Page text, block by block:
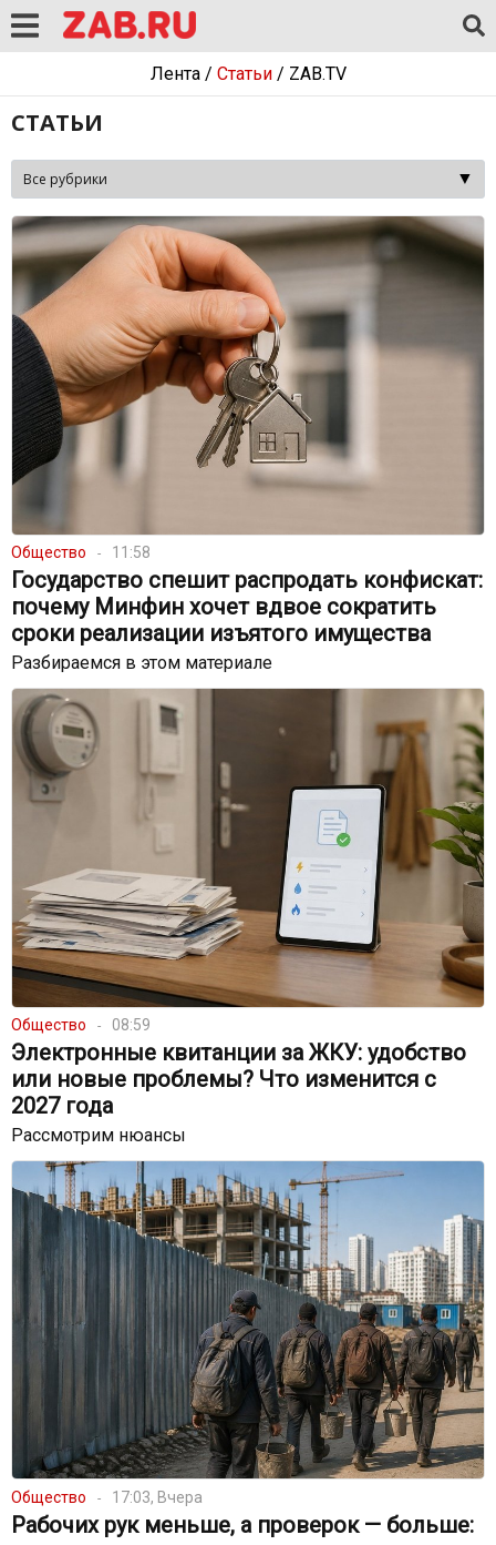
Лента/ Статьи/ ZAB.TV
СТАТЬИ
Общество 11:58
Государство спешит распродать конфискат:
почему Минфин хочет вдвое сократить
сроки реализации изъятого имущества
Разбираемся в этом материале
Общество 08:59
Электронные квитанции за ЖКУ: удобство
или новые проблемы? Что изменится с
2027 года
Рассмотрим нюансы
Общество 17:03, Вчера
Рабочих рук меньше, а проверок — больше: